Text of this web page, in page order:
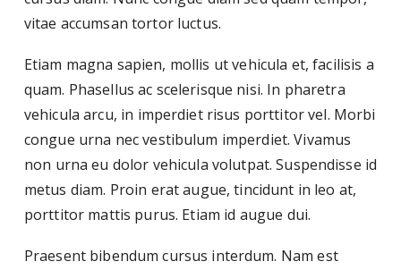
vitae accumsan tortor luctus.
Etiam magna sapien, mollis ut vehicula et, facilisis a
quam. Phasellus ac scelerisque nisi. In pharetra
vehicula arcu, in imperdiet risus porttitor vel. Morbi
congue urna nec vestibulum imperdiet. Vivamus
non urna eu dolor vehicula volutpat. Suspendisse id
metus diam. Proin erat augue, tincidunt in leo at,
porttitor mattis purus. Etiam id augue dui.
Praesent bibendum cursus interdum. Nam est